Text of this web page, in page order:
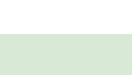
віці висота рослини